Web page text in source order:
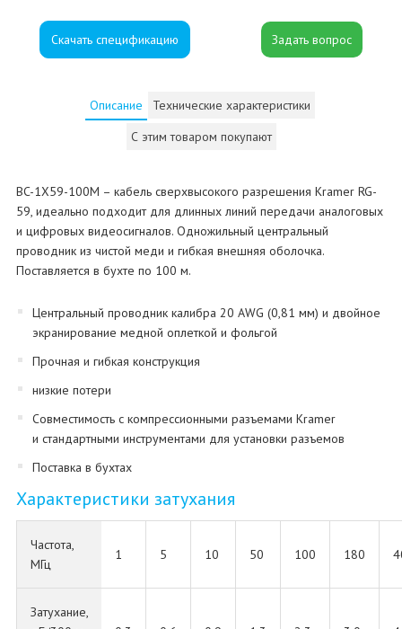
Скачать спецификацию
Описание
Технические характеристики
С этим товаром покупают
BC-1X59-100M – кабель сверхвысокого разрешения Kramer RG-
59, идеально подходит для длинных линий передачи аналоговых
и цифровых видеосигналов. Одножильный центральный
проводник из чистой меди и гибкая внешняя оболочка.
Поставляется в бухте по 100 м.
Центральный проводник калибра 20 AWG (0,81 мм) и двойное
экранирование медной оплеткой и фольгой
Прочная и гибкая конструкция
низкие потери
Совместимость с компрессионными разъемами Kramer
и стандартными инструментами для установки разъемов
Поставка в бухтах
Характеристики затухания
Частота,
МГц
1 5 10 50 100 180
Затухание,